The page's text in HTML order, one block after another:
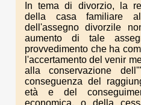
In tema di divorzio, la
della casa familiare
dell'assegno divorzile
aumento di tale
provvedimento che ha
l'accertamento del venir
alla conservazione
conseguenza del
età e del
economica, o della